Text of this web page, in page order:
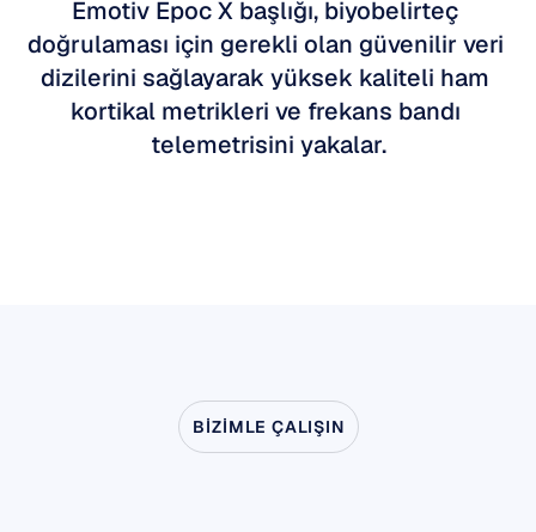
Emotiv Epoc X başlığı, biyobelirteç
doğrulaması için gerekli olan güvenilir veri
dizilerini sağlayarak yüksek kaliteli ham
kortikal metrikleri ve frekans bandı
telemetrisini yakalar.
BIZIMLE ÇALIŞIN